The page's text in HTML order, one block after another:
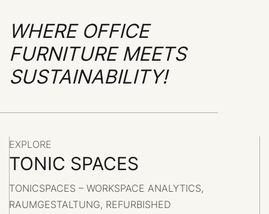
WHERE OFFICE
FURNITURE MEETS
SUSTAINABILITY!
EXPLORE
TONIC SPACES
TONICSPACES – WORKSPACE ANALYTICS,
RAUMGESTALTUNG, REFURBISHED